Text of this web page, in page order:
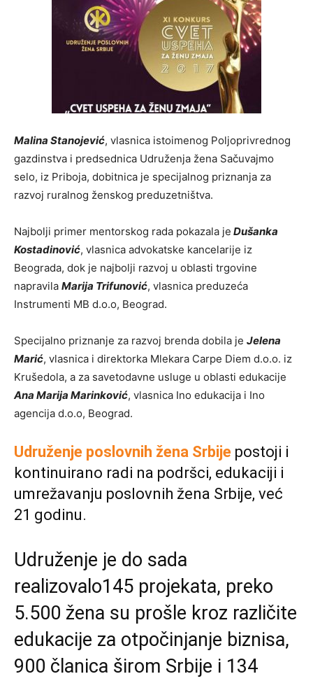
Malina Stanojević, vlasnica istoimenog Poljoprivrednog
gazdinstva i predsednica Udruženja žena Sačuvajmo
selo, iz Priboja, dobitnica je specijalnog priznanja za
razvoj ruralnog ženskog preduzetništva.
Najbolji primer mentorskog rada pokazala je Dušanka
Kostadinović, vlasnica advokatske kancelarije iz
Beograda, dok je najbolji razvoj u oblasti trgovine
napravila Marija Trifunović, vlasnica preduzeća
Instrumenti MB d.o.o, Beograd.
Specijalno priznanje za razvoj brenda dobila je Jelena
Marić, vlasnica i direktorka Mlekara Carpe Diem d.o.o. iz
Krušedola, a za savetodavne usluge u oblasti edukacije
Ana Marija Marinković, vlasnica Ino edukacija i Ino
agencija d.o.o, Beograd.
Udruženje poslovnih žena Srbije postoji i
kontinuirano radi na podršci, edukaciji i
umrežavanju poslovnih žena Srbije, već
21 godinu.
Udruženje je do sada
realizovalo145 projekata, preko
5.500 žena su prošle kroz različite
edukacije za otpočinjanje biznisa,
900 članica širom Srbije i 134